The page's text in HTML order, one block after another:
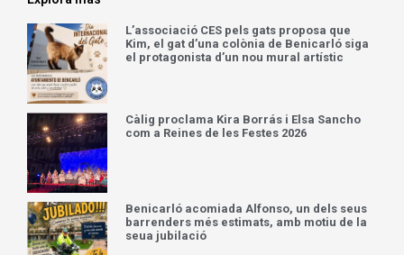
L’associació CES pels gats proposa que
Kim, el gat d’una colònia de Benicarló siga
el protagonista d’un nou mural artístic
Càlig proclama Kira Borrás i Elsa Sancho
com a Reines de les Festes 2026
Benicarló acomiada Alfonso, un dels seus
barrenders més estimats, amb motiu de la
seua jubilació